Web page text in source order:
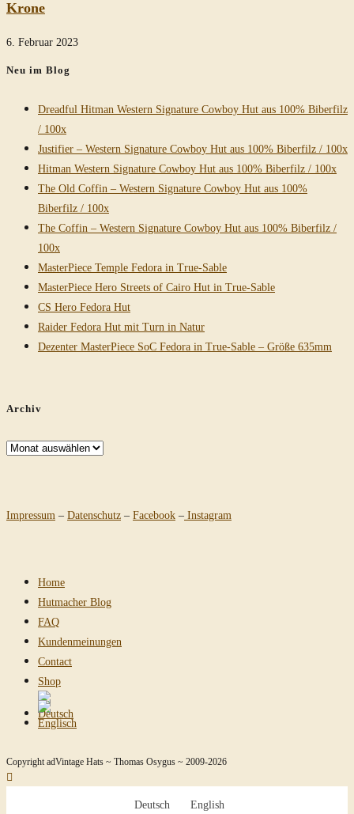
Krone
6. Februar 2023
Neu im Blog
Dreadful Hitman Western Signature Cowboy Hut aus 100% Biberfilz
/ 100x
Justifier – Western Signature Cowboy Hut aus 100% Biberfilz / 100x
Hitman Western Signature Cowboy Hut aus 100% Biberfilz / 100x
The Old Coffin – Western Signature Cowboy Hut aus 100%
Biberfilz / 100x
The Coffin – Western Signature Cowboy Hut aus 100% Biberfilz /
100x
MasterPiece Temple Fedora in True-Sable
MasterPiece Hero Streets of Cairo Hut in True-Sable
CS Hero Fedora Hut
Raider Fedora Hut mit Turn in Natur
Dezenter MasterPiece SoC Fedora in True-Sable – Größe 635mm
Archiv
Archiv
Impressum – Datenschutz – Facebook – Instagram
Home
Hutmacher Blog
FAQ
Kundenmeinungen
Contact
Shop
Copyright adVintage Hats ~ Thomas Osygus ~ 2009-2026
Deutsch English